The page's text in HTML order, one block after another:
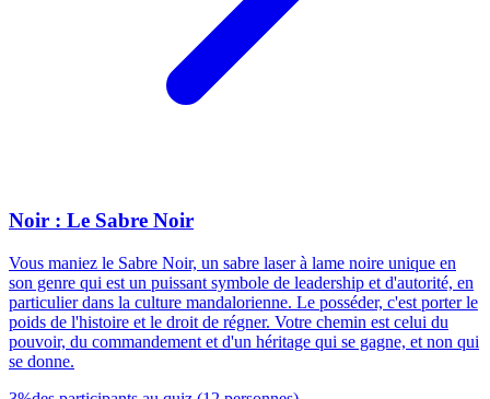
Noir : Le Sabre Noir
Vous maniez le Sabre Noir, un sabre laser à lame noire unique en
son genre qui est un puissant symbole de leadership et d'autorité, en
particulier dans la culture mandalorienne. Le posséder, c'est porter le
poids de l'histoire et le droit de régner. Votre chemin est celui du
pouvoir, du commandement et d'un héritage qui se gagne, et non qui
se donne.